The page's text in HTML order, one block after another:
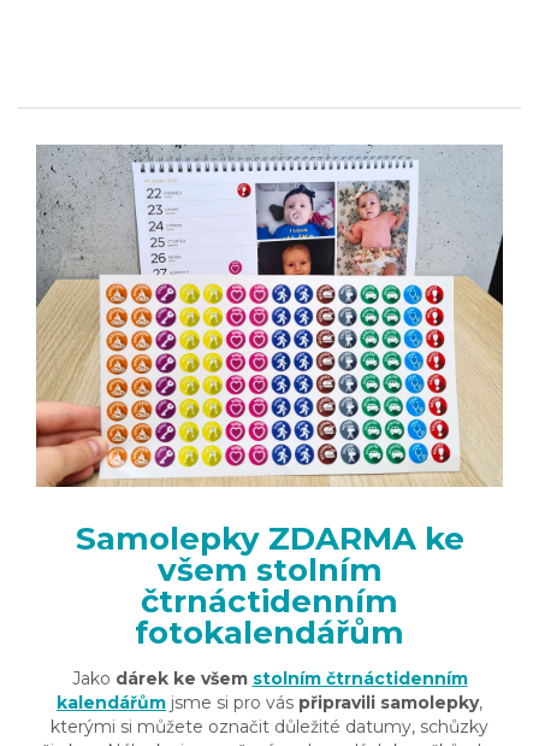
Samolepky ZDARMA ke
všem stolním
čtrnáctidenním
fotokalendářům
Jako dárek ke všem stolním čtrnáctidenním
kalendářům jsme si pro vás připravili samolepky,
kterými si můžete označit důležité datumy, schůzky